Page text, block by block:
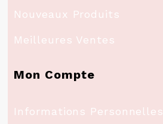
Nouveaux Produits
Meilleures Ventes
Mon Compte
Informations Personnelles